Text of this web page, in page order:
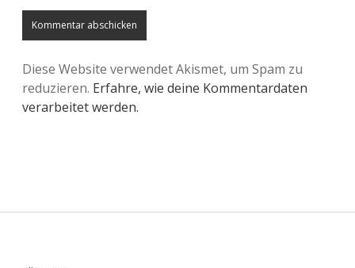
Diese Website verwendet Akismet, um Spam zu
reduzieren. Erfahre, wie deine Kommentardaten
verarbeitet werden.